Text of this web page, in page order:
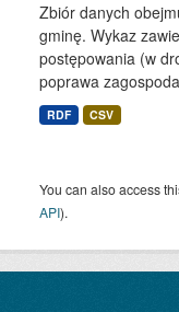
Zbiór danych
gminę. Wykaz
postępowania (w
poprawa
RDF CSV
You can also access
API).